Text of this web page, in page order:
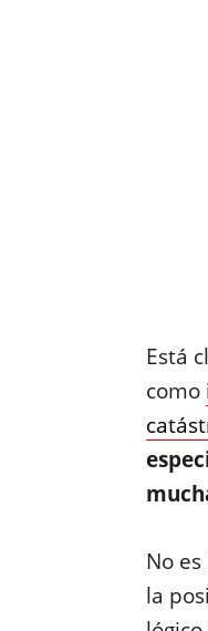
Está
como
No
la